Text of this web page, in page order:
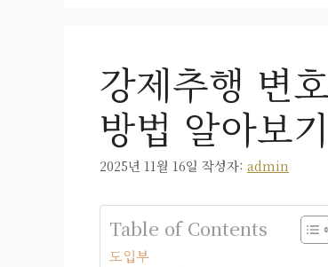
강제추행 변
방법 알아보기
2025년 11월 16일 작성자: admin
Table of Contents
도입부